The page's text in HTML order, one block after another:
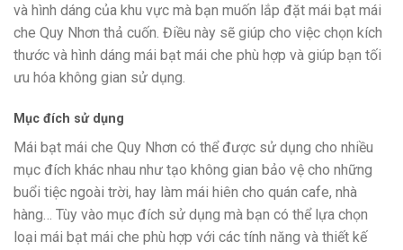
và hình dáng của khu vực mà bạn muốn lắp đặt mái bạt mái
che Quy Nhơn thả cuốn. Điều này sẽ giúp cho việc chọn kích
thước và hình dáng mái bạt mái che phù hợp và giúp bạn tối
ưu hóa không gian sử dụng.
Mục đích sử dụng
Mái bạt mái che Quy Nhơn có thể được sử dụng cho nhiều
mục đích khác nhau như tạo không gian bảo vệ cho những
buổi tiệc ngoài trời, hay làm mái hiên cho quán cafe, nhà
hàng… Tùy vào mục đích sử dụng mà bạn có thể lựa chọn
loại mái bạt mái che phù hợp với các tính năng và thiết kế